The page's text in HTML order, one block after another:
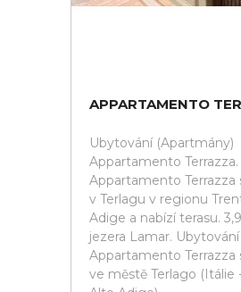
APPARTAMENTO
Ubytování (Apartmány)
Appartamento Terrazza.
Appartamento Terrazza
v Terlagu v regionu
Adige a nabízí terasu.
jezera Lamar. Ubytování
Appartamento Terrazza
ve městě Terlago (Itálie